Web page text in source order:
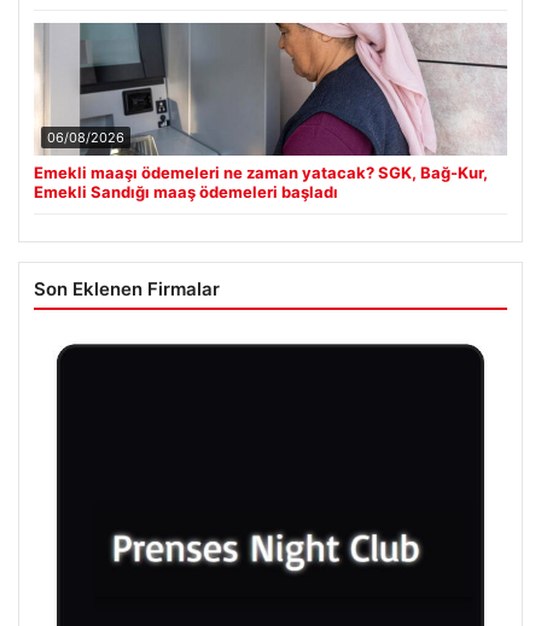
06/08/2026
Emekli maaşı ödemeleri ne zaman yatacak? SGK, Bağ-Kur,
Emekli Sandığı maaş ödemeleri başladı
Son Eklenen Firmalar